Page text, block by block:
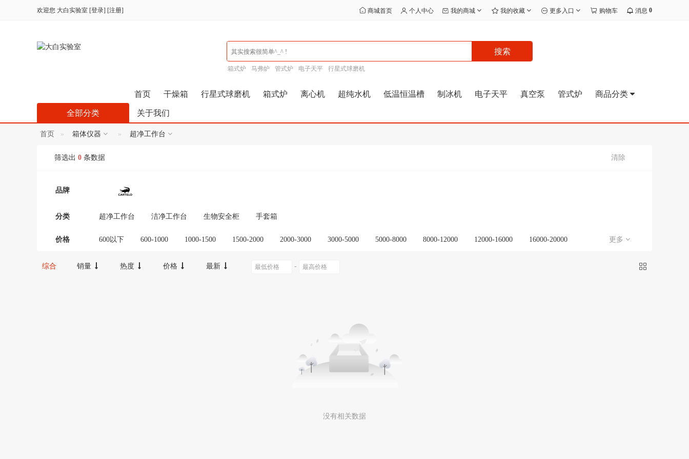
欢迎您 大白实验室 [登录] [注册] 商城首页 个人中心 我的商城 我的收藏 更多入口 购物车 消息 0
搜索
箱式炉 马弗炉 管式炉 电子天平 行星式球磨机
首页 干燥箱 行星式球磨机 箱式炉 离心机 超纯水机 低温恒温槽 制冰机 电子天平 真空泵 管式炉 商品分类
关于我们
全部分类
首页 箱体仪器 超净工作台
筛选出 0 条数据 清除
品牌
分类 超净工作台 洁净工作台 生物安全柜 手套箱
价格 600以下 600-1000 1000-1500 1500-2000 2000-3000 3000-5000 5000-8000 8000-12000 12000-16000 16000-20000 更多
综合 销量 热度 价格 最新 -
没有相关数据